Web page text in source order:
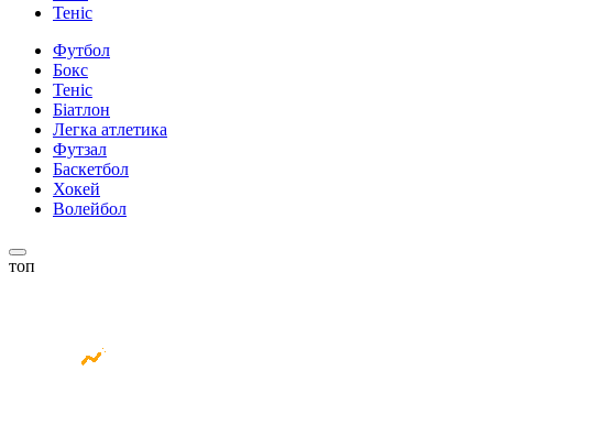
Теніс
Футбол
Бокс
Теніс
Біатлон
Легка атлетика
Футзал
Баскетбол
Хокей
Волейбол
топ